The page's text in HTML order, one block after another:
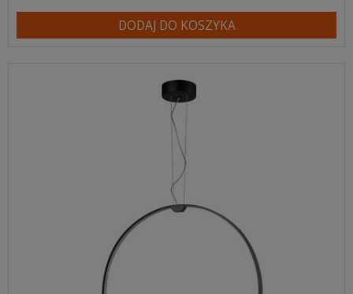
DODAJ DO KOSZYKA